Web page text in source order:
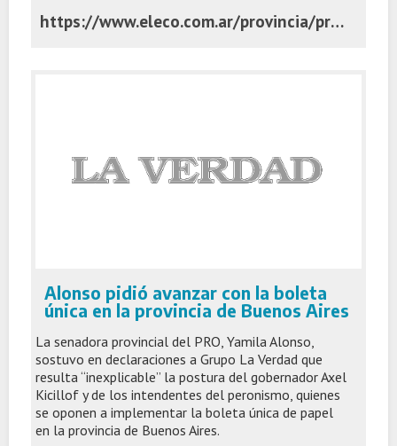
https://www.eleco.com.ar/provincia/presentaron-un-proyecto-para-crear-un-observatorio-provincial-sobre-inteligencia-artificial-ia
Alonso pidió avanzar con la boleta
única en la provincia de Buenos Aires
La senadora provincial del PRO, Yamila Alonso,
sostuvo en declaraciones a Grupo La Verdad que
resulta “inexplicable” la postura del gobernador Axel
Kicillof y de los intendentes del peronismo, quienes
se oponen a implementar la boleta única de papel
en la provincia de Buenos Aires.